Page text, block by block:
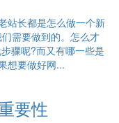
站长都是怎么做一个新
需要做到的。怎么才
骤呢?而又有哪一些是
想要做好网...
要性